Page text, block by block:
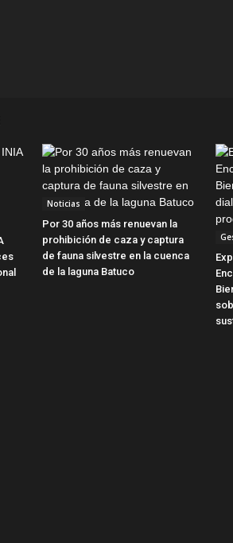
Noticias
Por 30 años más renuevan la
prohibición de caza y captura
de fauna silvestre en la cuenca
de la laguna Batuco